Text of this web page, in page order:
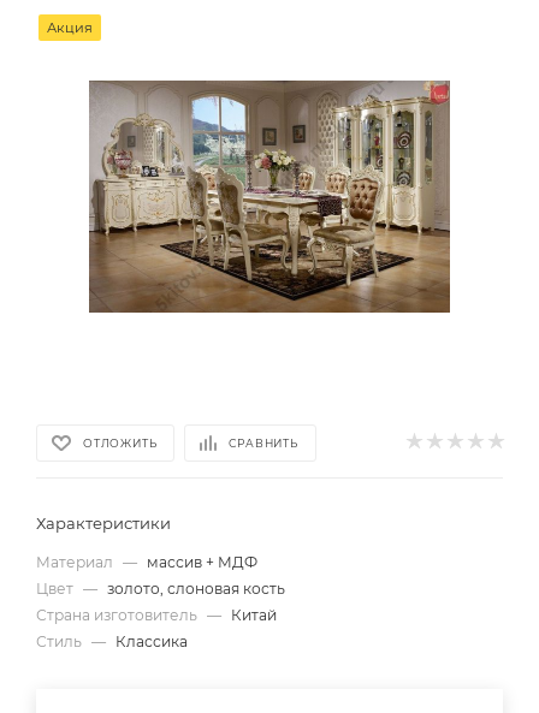
Акция
ОТЛОЖИТЬ СРАВНИТЬ
Характеристики
Материал — массив + МДФ
Цвет — золото, слоновая кость
Страна изготовитель — Китай
Стиль — Классика